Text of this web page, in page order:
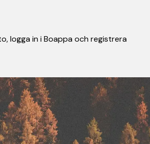
logga in i Boappa och registrera